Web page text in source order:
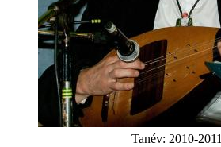
Tanév: 2010-2011